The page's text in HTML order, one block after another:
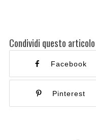
Condividi questo articolo
Facebook
Pinterest